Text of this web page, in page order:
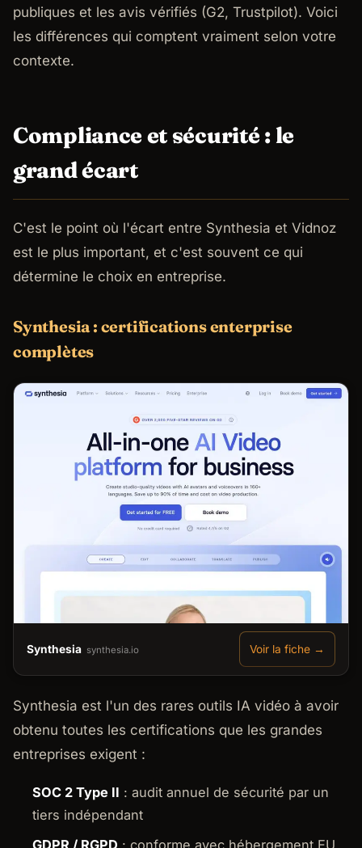
publiques et les avis vérifiés (G2, Trustpilot). Voici
les différences qui comptent vraiment selon votre
contexte.
Compliance et sécurité : le
grand écart
C'est le point où l'écart entre Synthesia et Vidnoz
est le plus important, et c'est souvent ce qui
détermine le choix en entreprise.
Synthesia : certifications enterprise
complètes
Synthesia synthesia.io Voir la fiche →
Synthesia est l'un des rares outils IA vidéo à avoir
obtenu toutes les certifications que les grandes
entreprises exigent :
SOC 2 Type II : audit annuel de sécurité par un
tiers indépendant
GDPR / RGPD : conforme avec hébergement EU